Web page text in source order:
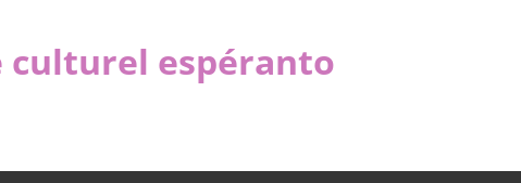
culturel espéranto